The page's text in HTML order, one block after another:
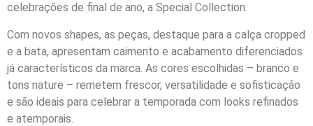
celebrações de final de ano, a Special Collection.
Com novos shapes, as peças, destaque para a calça cropped
e a bata, apresentam caimento e acabamento diferenciados
já característicos da marca. As cores escolhidas – branco e
tons nature – remetem frescor, versatilidade e sofisticação
e são ideais para celebrar a temporada com looks refinados
e atemporais.